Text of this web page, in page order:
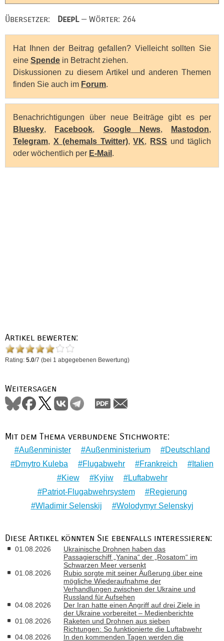
Übersetzer: DeepL— Wörter: 264
Hat Ihnen der Beitrag gefallen? Vielleicht sollten Sie
eine Spende in Betracht ziehen.
Diskussionen zu diesem Artikel und anderen Themen
finden Sie auch im Forum.
Benachrichtigungen über neue Beiträge gibt es per
Bluesky, Facebook, Google News, Mastodon,
Telegram, X (ehemals Twitter),VK, RSS und täglich
oder wöchentlich per E-Mail .
Artikel bewerten:
Rating: 5.0/7 (bei 1 abgegebenen Bewertung)
Weitersagen
Mit dem Thema verbundene Stichworte:
Außenminister Außenministerium
Deutschland
Dmytro Kuleba
Flugabwehr Frankreich
Italien
Kiew
Kyjiw
Luftabwehr
Patriot-Flugabwehrsystem
Regierung
Wladimir Selenskij
Wolodymyr Selenskyj
Diese Artikel könnten Sie ebenfalls interessieren:
01.08.2026
Ukrainische Drohnen haben das
Passagierschiff „Yanina“ der „Rosatom“ im
Schwarzen Meer versenkt
01.08.2026
Rubio sorgte mit seiner Äußerung über eine
mögliche Wiederaufnahme der
Verhandlungen zwischen der Ukraine und
Russland für Aufsehen
04.08.2026
Der Iran hatte einen Angriff auf drei Ziele in
der Ukraine vorbereitet – Medienberichte
01.08.2026
Raketen und Drohnen aus sieben
Richtungen: So funktionierte die Luftabwehr
04.08.2026
In den kommenden Tagen werden die